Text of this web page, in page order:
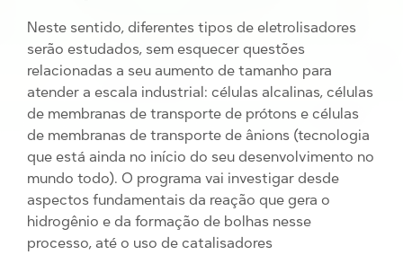
Neste sentido, diferentes tipos de eletrolisadores
serão estudados, sem esquecer questões
relacionadas a seu aumento de tamanho para
atender a escala industrial: células alcalinas, células
de membranas de transporte de prótons e células
de membranas de transporte de ânions (tecnologia
que está ainda no início do seu desenvolvimento no
mundo todo). O programa vai investigar desde
aspectos fundamentais da reação que gera o
hidrogênio e da formação de bolhas nesse
processo, até o uso de catalisadores